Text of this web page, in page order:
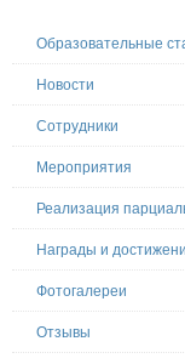
Образовательные
Новости
Сотрудники
Мероприятия
Реализация
Награды и
Фотогалереи
Отзывы